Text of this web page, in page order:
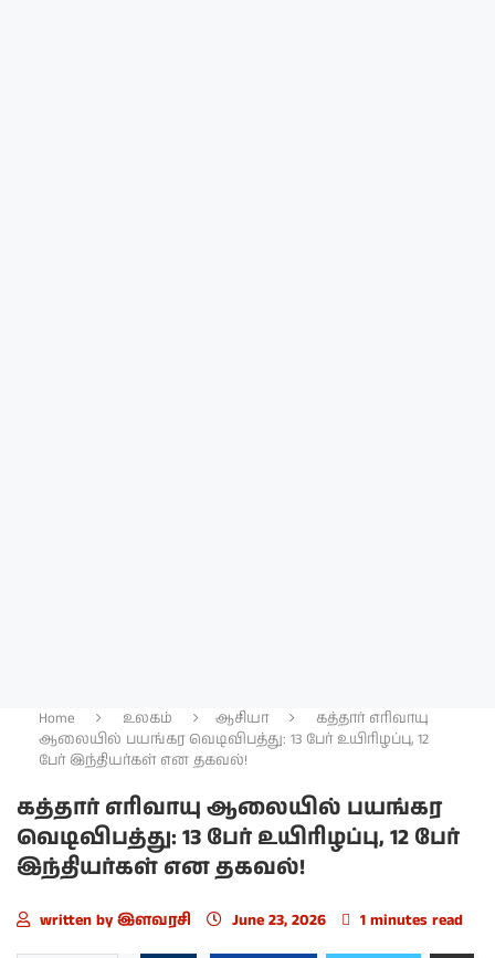
Home உலகம் ஆசியா
கத்தார் எரிவாயு
ஆலையில் பயங்கர வெடிவிபத்து: 13 பேர் உயிரிழப்பு, 12
பேர் இந்தியர்கள் என தகவல்!
கத்தார் எரிவாயு ஆலையில் பயங்கர
வெடிவிபத்து: 13 பேர் உயிரிழப்பு, 12 பேர்
இந்தியர்கள் என தகவல்!
written by இளவரசி June 23, 2026 1 minutes read